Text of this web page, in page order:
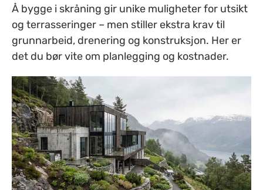
Å bygge i skråning gir unike muligheter for utsikt
og terrasseringer – men stiller ekstra krav til
grunnarbeid, drenering og konstruksjon. Her er
det du bør vite om planlegging og kostnader.